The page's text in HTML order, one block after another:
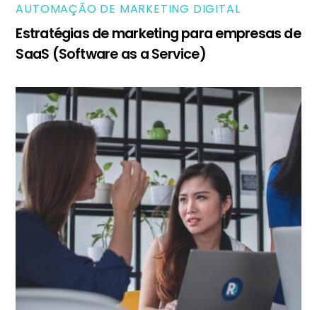
AUTOMAÇÃO DE MARKETING DIGITAL
Estratégias de marketing para empresas de
SaaS (Software as a Service)